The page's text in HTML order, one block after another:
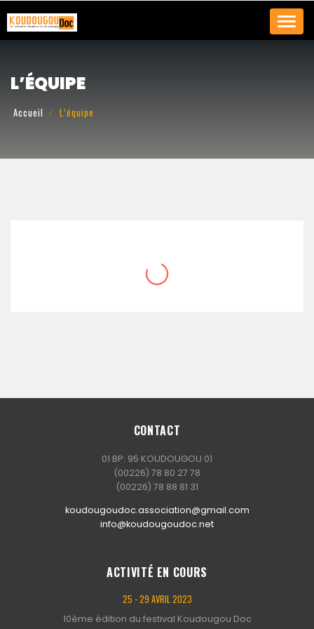
L’ÉQUIPE
Accueil L’équipe
MICHEL K ZONGO
CONTACT
01 BP: 95 KOUDOUGOU 01
(00226) 78 80 27 78
(00226) 78 88 81 31
koudougoudoc.association@gmail.com
info@koudougoudoc.net
ACTIVITÉ EN COURS
25 - 29 AVRIL 2023
10ème édition du festival Koudougou Doc